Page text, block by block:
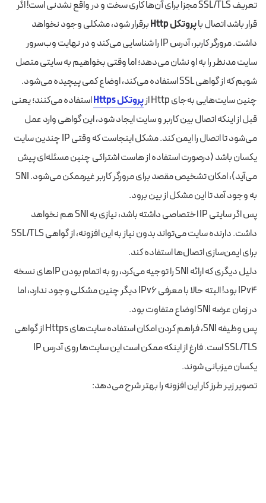
تعریف SSL/TLS مجزا برای آن‌ها کاری سخت و در واقع نشدنی است! اگر
قرار باشد اتصال باپروتکلHttpبرقرار شود، مشکلی وجود نخواهد
داشت. مرورگر کاربر، آدرس IP را شناسایی می‌کند و در نهایت وب‌سرور
سایت مدنظر را به او نشان می‌دهد؛ اما وقتی بخواهیم به سایتی متصل
شویم که از گواهی SSL استفاده می‌کند، اوضاع کمی پیچیده می‌شود.
چنین سایت‌هایی به‌جای Http از
پروتکل Https
استفاده می‌کنند؛ یعنی
قبل از اینکه اتصال بین کاربر و سایت ایجاد شود، این گواهی وارد عمل
می‌شود تا اتصال را ایمن کند. مشکل اینجاست که وقتی IP چندین سایت
یکسان باشد (درصورت استفاده از هاست اشتراکی چنین مسئله‌ای پیش
می‌آید)، امکان تشخیص مقصد برای مرورگر کاربر غیرممکن می‌شود. SNI
به‌ وجود آمد تا این مشکل از بین برود.
پس اگر سایتی IP اختصاصی داشته باشد، نیازی به SNI هم نخواهد
داشت. دارنده سایت می‌تواند بدون نیاز به این افزونه، از گواهی SSL/TLS
برای ایمن‌سازی اتصال‌ها استفاده کند.
دلیل دیگری که ارائه SNI را توجیه می‌کرد، رو به اتمام بودن IPهای نسخه
IPv4 بود! البته حالا با معرفی IPv6 دیگر چنین مشکلی وجود ندارد، اما
در زمان عرضه SNI اوضاع متفاوت بود.
پس وظیفه SNI، فراهم کردن امکان استفاده سایت‌های Https از گواهی
SSL/TLS است. فارغ از اینکه ممکن است این سایت‌ها روی آدرس IP
یکسان میزبانی شوند.
تصویر زیر طرز کار این افزونه را بهتر شرح می‌دهد: